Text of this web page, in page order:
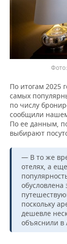
По итогам 2025
самых
по числу
сообщили
По ее данным,
выбирают
— В то же
отелях, а
обусловлена
поскольку
дешевле
объяснили в